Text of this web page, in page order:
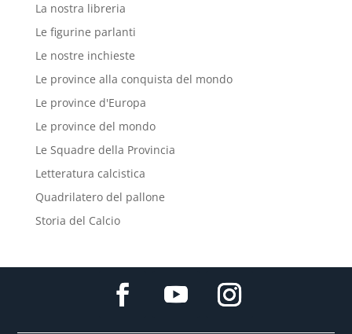
La nostra libreria
Le figurine parlanti
Le nostre inchieste
Le province alla conquista del mondo
Le province d'Europa
Le province del mondo
Le Squadre della Provincia
Letteratura calcistica
Quadrilatero del pallone
Storia del Calcio